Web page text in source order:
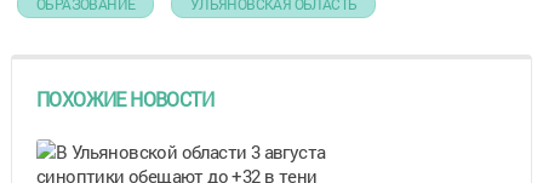
ПОХОЖИЕ НОВОСТИ